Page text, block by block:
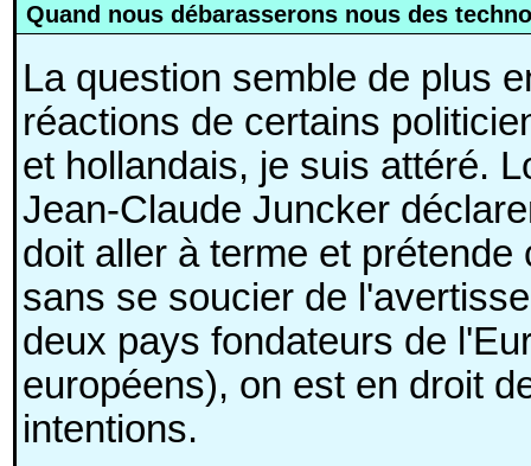
Quand nous débarasserons nous des
La question semble de plus
réactions de certains
et hollandais, je suis attéré.
Jean-Claude Juncker
doit aller à terme et
sans se soucier de
deux pays fondateurs de
européens), on est en droit
intentions.